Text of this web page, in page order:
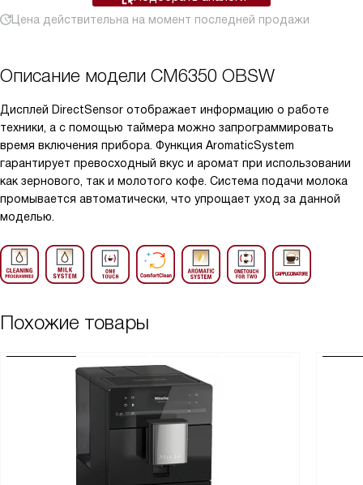
Цена действительна на момент последней продажи
Описание модели CM6350 OBSW
Дисплей DirectSensor отображает информацию о работе
техники, а с помощью таймера можно запрограммировать
время включения прибора. Функция AromaticSystem
гарантирует превосходный вкус и аромат при использовании
как зернового, так и молотого кофе. Система подачи молока
промывается автоматически, что упрощает уход за данной
моделью.
Похожие товары